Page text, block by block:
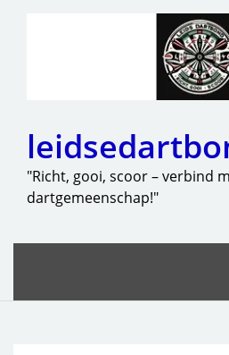
"Richt, gooi, scoor – verbind
dartgemeenschap!"